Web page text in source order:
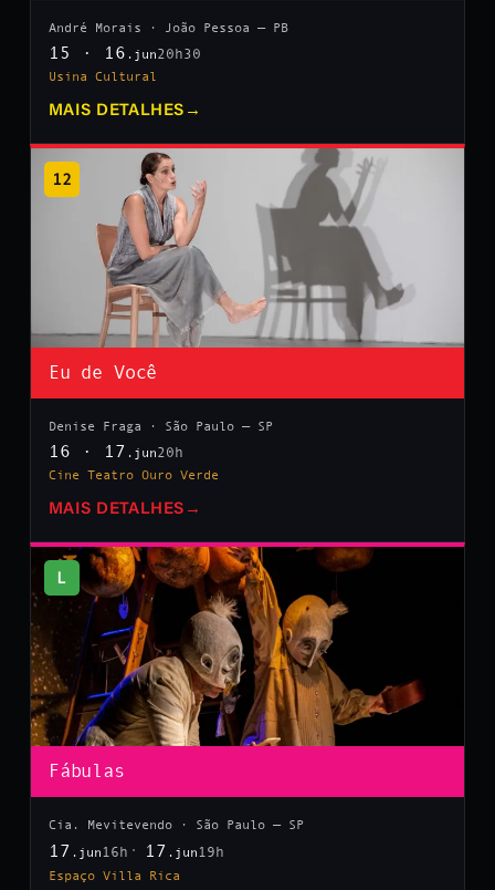
André Morais · João Pessoa — PB
15 · 16 .jun20h30
Usina Cultural
MAIS DETALHES →
12
Eu de Você
Denise Fraga · São Paulo — SP
16 · 17 .jun20h
Cine Teatro Ouro Verde
MAIS DETALHES →
L
Fábulas
Cia. Mevitevendo · São Paulo — SP
17 .jun 16h 17 .jun 19h
Espaço Villa Rica